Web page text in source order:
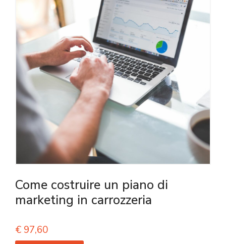
Come costruire un piano di
marketing in carrozzeria
€ 97,60